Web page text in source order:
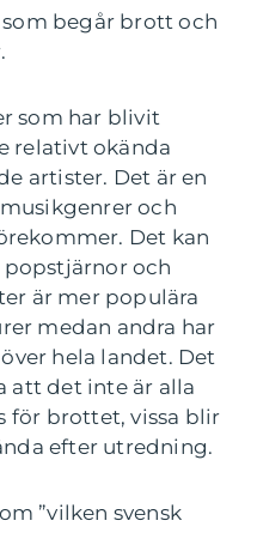
begår brott och
som har blivit
relativt okända
artister. Det är en
och
Det kan
och
är mer populära
medan andra har
hela landet. Det
att det inte är alla
för brottet, vissa blir
efter utredning.
”vilken svensk